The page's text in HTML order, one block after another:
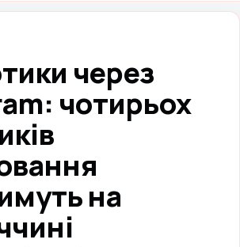
через
чотирьох
на